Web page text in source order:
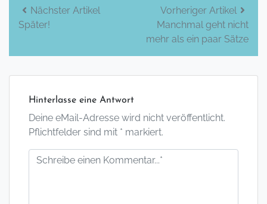
Beitrags-
Navigation
Nächster Artikel
Später!
Vorheriger Artikel
Manchmal geht nicht
mehr als ein paar Sätze
Hinterlasse eine Antwort
Deine eMail-Adresse wird nicht veröffentlicht.
Pflichtfelder sind mit * markiert.